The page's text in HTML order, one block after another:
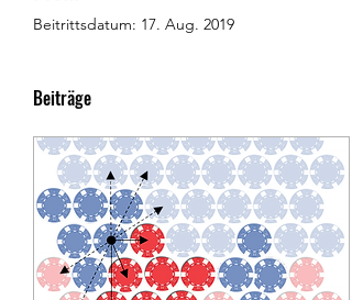
Beitrittsdatum: 17. Aug. 2019
Beiträge